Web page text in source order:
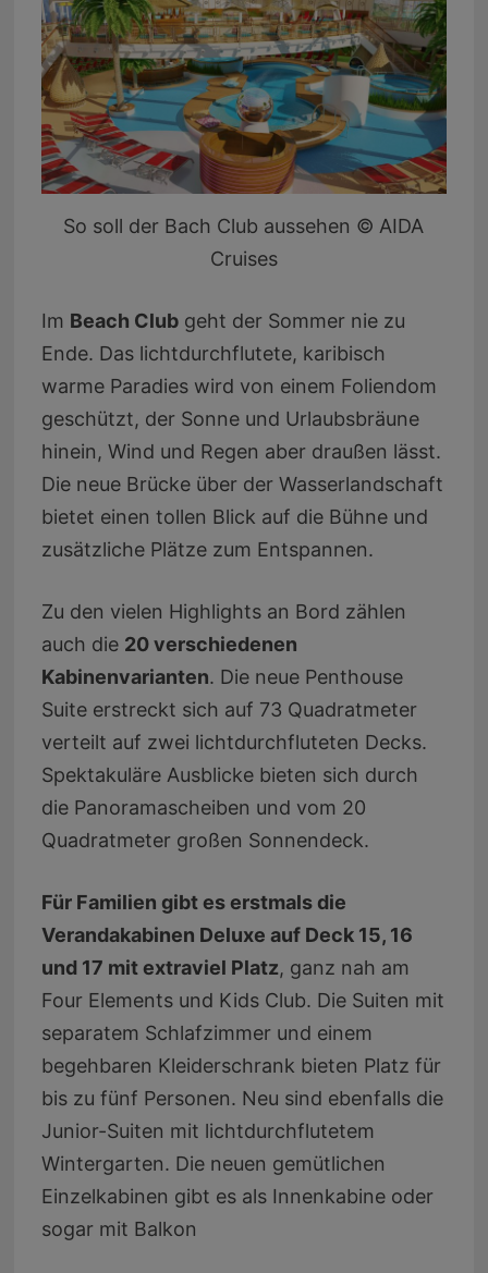
So soll der Bach Club aussehen © AIDA
Cruises
Im Beach Clubgeht der Sommer nie zu
Ende. Das lichtdurchflutete, karibisch
warme Paradies wird von einem Foliendom
geschützt, der Sonne und Urlaubsbräune
hinein, Wind und Regen aber draußen lässt.
Die neue Brücke über der Wasserlandschaft
bietet einen tollen Blick auf die Bühne und
zusätzliche Plätze zum Entspannen.
Zu den vielen Highlights an Bord zählen
auch die 20 verschiedenen
Kabinenvarianten. Die neue Penthouse
Suite erstreckt sich auf 73 Quadratmeter
verteilt auf zwei lichtdurchfluteten Decks.
Spektakuläre Ausblicke bieten sich durch
die Panoramascheiben und vom 20
Quadratmeter großen Sonnendeck.
Für Familien gibt es erstmals die
Verandakabinen Deluxe auf Deck 15, 16
und 17 mit extraviel Platz, ganz nah am
Four Elements und Kids Club. Die Suiten mit
separatem Schlafzimmer und einem
begehbaren Kleiderschrank bieten Platz für
bis zu fünf Personen. Neu sind ebenfalls die
Junior-Suiten mit lichtdurchflutetem
Wintergarten. Die neuen gemütlichen
Einzelkabinen gibt es als Innenkabine oder
sogar mit Balkon